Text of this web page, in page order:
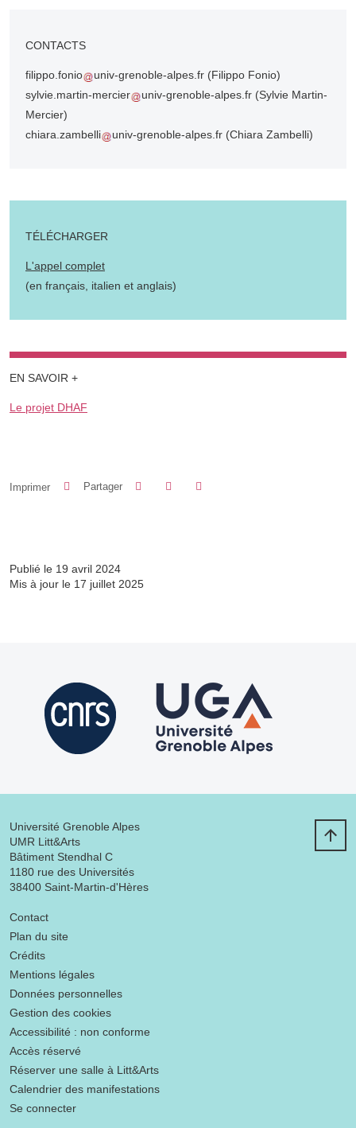
CONTACTS
filippo.fonio univ-grenoble-alpes.fr (Filippo Fonio)
sylvie.martin-mercier
univ-grenoble-alpes.fr (Sylvie Martin-
Mercier)
chiara.zambelli
univ-grenoble-alpes.fr (Chiara Zambelli)
TÉLÉCHARGER
L'appel complet
(en français, italien et anglais)
EN SAVOIR +
Le projet DHAF
Imprimer Partager Partager sur Facebook
Partager sur LinkedIn
Publié le 19 avril 2024
Mis à jour le 17 juillet 2025
Université Grenoble Alpes
UMR Litt&Arts
Bâtiment Stendhal C
1180 rue des Universités
38400 Saint-Martin-d'Hères
Menu footer
Contact
Plan du site
Crédits
Mentions légales
Données personnelles
Gestion des cookies
Accessibilité : non conforme
Accès réservé
Réserver une salle à Litt&Arts
Calendrier des manifestations
Se connecter